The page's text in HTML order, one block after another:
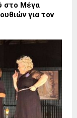
στο Μέγα
για τον